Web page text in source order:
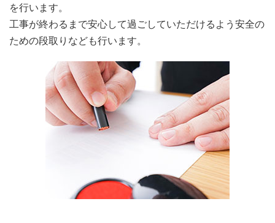
を行います。
工事が終わるまで安心して過ごしていただけるよう安全の
ための段取りなども行います。